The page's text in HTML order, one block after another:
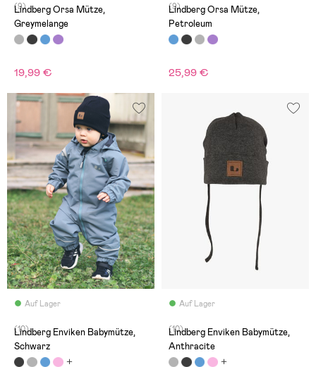
(9)
Lindberg Orsa Mütze,
Greymelange
19,99 €
(9)
Lindberg Orsa Mütze,
Petroleum
25,99 €
Auf Lager
(10)
Lindberg Enviken Babymütze,
Schwarz
Auf Lager
(10)
Lindberg Enviken Babymütze,
Anthracite